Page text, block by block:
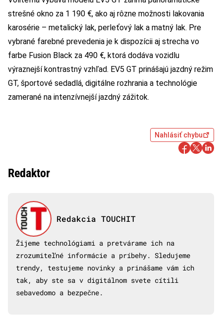
strešné okno za 1 190 €, ako aj rôzne možnosti lakovania
karosérie – metalický lak, perleťový lak a matný lak. Pre
vybrané farebné prevedenia je k dispozícii aj strecha vo
farbe Fusion Black za 490 €, ktorá dodáva vozidlu
výraznejší kontrastný vzhľad. EV5 GT prinášajú jazdný režim
GT, športové sedadlá, digitálne rozhrania a technológie
zamerané na intenzívnejší jazdný zážitok.
Nahlásiť chybu
Redaktor
Redakcia TOUCHIT
Žijeme technológiami a pretvárame ich na
zrozumiteľné informácie a príbehy. Sledujeme
trendy, testujeme novinky a prinášame vám ich
tak, aby ste sa v digitálnom svete cítili
sebavedomo a bezpečne.